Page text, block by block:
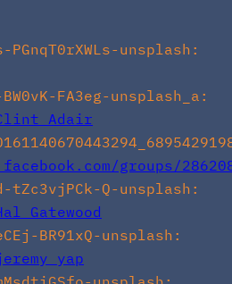
unsplash:
FA3eg-unsplash_a:
Adair
groups/
tZc3vjPCk-Q-unsplash:
Gatewood
BR91xQ-unsplash:
yap